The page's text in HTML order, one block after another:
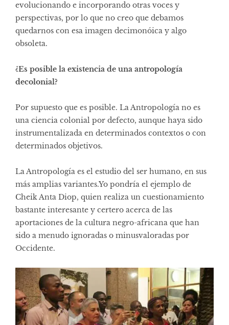
evolucionando e incorporando otras voces y
perspectivas, por lo que no creo que debamos
quedarnos con esa imagen decimonóica y algo
obsoleta.
¿Es posible la existencia de una antropología
decolonial?
Por supuesto que es posible. La Antropología no es
una ciencia colonial por defecto, aunque haya sido
instrumentalizada en determinados contextos o con
determinados objetivos.
La Antropología es el estudio del ser humano, en sus
más amplias variantes.Yo pondría el ejemplo de
Cheik Anta Diop, quien realiza un cuestionamiento
bastante interesante y certero acerca de las
aportaciones de la cultura negro-africana que han
sido a menudo ignoradas o minusvaloradas por
Occidente.